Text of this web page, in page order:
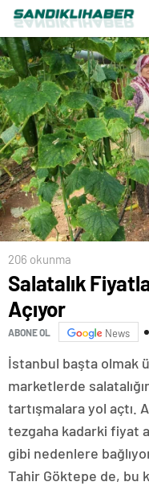
206 okunma
Salatalık
Açıyor
ABONE OL News
İstanbul başta olmak
marketlerde
tartışmalara yol açtı.
tezgaha kadarki fiyat
gibi nedenlere
Tahir Göktepe de, bu